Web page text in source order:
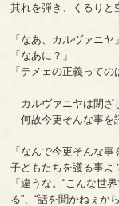
其れを弾き、くるりと
「なあ、カルヴァニヤ」
「なあに？」
「テメェの正義っての
カルヴァニヤは閉ざ
何故今更そんな事を
「なんで今更そんな
子どもたちを護る事よ
「違うな。“こんな世
る”、“話を聞かねぇか